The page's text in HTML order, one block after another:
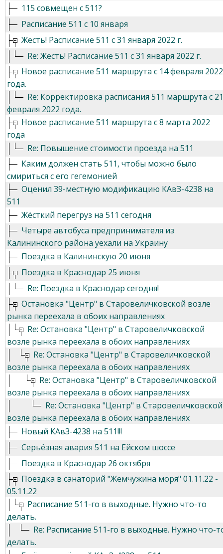
115 совмещен с 511?
Расписание 511 с 10 января
Жесть! Расписание 511 с 31 января 2022 г.
Re: Жесть! Расписание 511 с 31 января 2022 г.
Новое расписание 511 маршрута с 14 февраля 2022
года.
Re: Корректировка расписания 511 маршрута с 21
февраля 2022 года.
Новое расписание 511 маршрута с 8 марта 2022
года
Re: Повышение стоимости проезда на 511
Каким должен стать 511, чтобы можно было
смириться с его гегемонией
Оценил 39-местную модификацию КАвЗ-4238 на
511
Жёсткий перегруз на 511 сегодня
Четыре автобуса предпринимателя из
Калининского района уехали на Украину
Поездка в Калининскую 20 июня
Поездка в Краснодар 25 июня
Re: Поездка в Краснодар сегодня!
Остановка "Центр" в Старовеличковской возле
рынка переехала в обоих направлениях
Re: Остановка "Центр" в Старовеличковской
возле рынка переехала в обоих направлениях
Re: Остановка "Центр" в Старовеличковской
возле рынка переехала в обоих направлениях
Re: Остановка "Центр" в Старовеличковской
возле рынка переехала в обоих направлениях
Re: Остановка "Центр" в Старовеличковской
возле рынка переехала в обоих направлениях
Новый КАвЗ-4238 на 511!!!
Серьёзная авария 511 на Ейском шоссе
Поездка в Краснодар 26 октября
Поездка в санаторий "Жемчужина моря" 01.11.22 -
05.11.22
Расписание 511-го в выходные. Нужно что-то
делать.
Re: Расписание 511-го в выходные. Нужно что-
делать.